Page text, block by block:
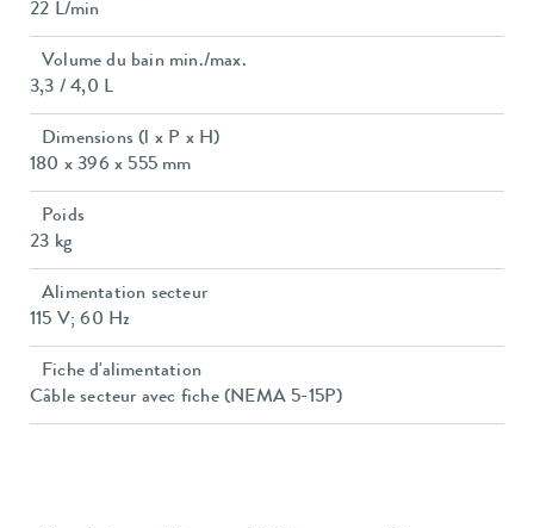
22 L/min
Volume du bain min./max.
3,3 / 4,0 L
Dimensions (l x P x H)
180 x 396 x 555 mm
Poids
23 kg
Alimentation secteur
115 V; 60 Hz
Fiche d'alimentation
Câble secteur avec fiche (NEMA 5-15P)